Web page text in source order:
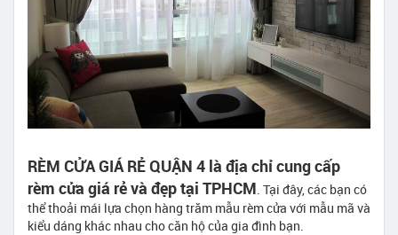
RÈM CỬA GIÁ RẺ QUẬN 4 là địa chỉ cung cấp
rèm cửa giá rẻ và đẹp tại TPHCM . Tại đây, các bạn có
thể thoải mái lựa chọn hàng trăm mẫu rèm cửa với mẫu mã và
kiểu dáng khác nhau cho căn hộ của gia đình bạn.